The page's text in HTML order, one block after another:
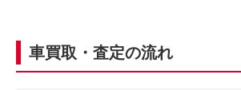
定
申
車買取・査定の流れ